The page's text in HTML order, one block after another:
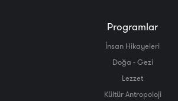
Programlar
İnsan Hikayeleri
Doğa - Gezi
Lezzet
Kültür Antropoloji